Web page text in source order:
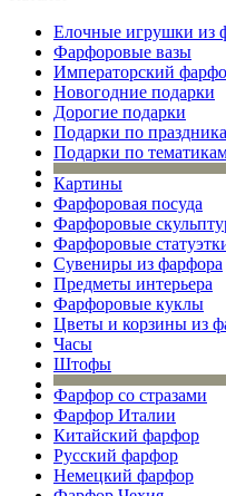
Елочные игрушки из
Фарфоровые вазы
Императорский
Новогодние подарки
Дорогие подарки
Подарки по
Подарки по
Картины
Фарфоровая посуда
Фарфоровые
Фарфоровые
Сувениры из фарфора
Предметы интерьера
Фарфоровые куклы
Цветы и корзины из
Часы
Штофы
Фарфор со стразами
Фарфор Италии
Китайский фарфор
Русский фарфор
Немецкий фарфор